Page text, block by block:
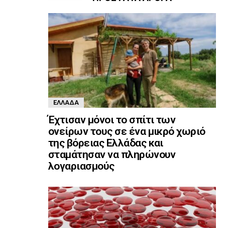
ΕΛΛΆΔΑ
Έχτισαν μόνοι το σπίτι των
ονείρων τους σε ένα μικρό χωριό
της βόρειας Ελλάδας και
σταμάτησαν να πληρώνουν
λογαριασμούς